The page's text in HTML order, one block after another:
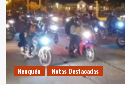
Neuquén Notas Destacadas